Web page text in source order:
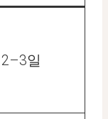
2–3일